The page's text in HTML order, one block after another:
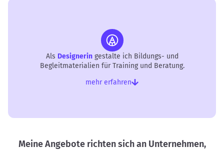
Als Designeringestalte ich Bildungs- und
Begleitmaterialien für Training und Beratung.
mehr erfahren
Meine Angebote richten sich an Unternehmen,